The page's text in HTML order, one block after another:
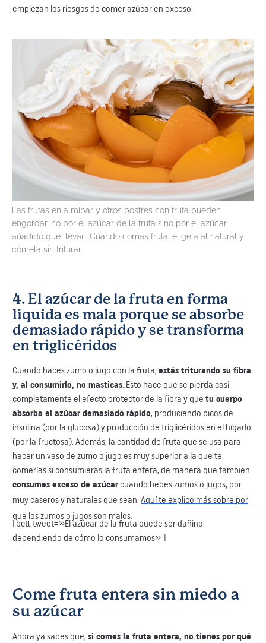
empiezan los riesgos de comer azúcar en exceso.
​Las frutas en almíbar y otros postres con fruta pueden
engordar, no por el azúcar de la fruta sino por el azúcar
añadido que llevan. Cuando comas fruta, elígela al natural y
cómela sin triturar.
4. ​El azúcar de la fruta en forma
líquida es mala porque se absorbe
demasiado rápido y se transforma
en triglicéridos
​Cuando haces zumo o jugo con la fruta, estás triturando su fibra
y, al consumirlo, no masticas. Esto hace que se pierda casi
completamente el efecto protector de la fibra y que tu cuerpo
absorba el azúcar demasiado rápido, produciendo picos de
insulina (por la glucosa) y ​producción de triglicéridos en el hígado
(por la fructosa). Además, la cantidad de fruta que se usa para
hacer un vaso de zumo o jugo es muy superior a la que te
comerías si consumieras la fruta entera, de manera que también
consumes exceso de azúcar cuando bebes zumos o jugos, por
muy caseros y naturales que sean. Aquí te explico más sobre por
que los zumos o jugos son malos.
[bctt tweet=»El azúcar de la fruta puede ser dañino
dependiendo de cómo lo consumamos» ]
​Come fruta entera sin miedo a
su azúcar
​Ahora ya sabes que, si comes la fruta entera, no tienes por qué